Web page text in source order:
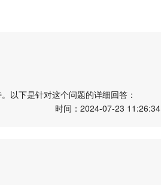
以下是针对这个问题的详细回答：
物。因为冻干食品通常会添加防腐剂和其
干食品，避免对猫咪的健康造成不良影
时间：2024-07-23 11:26:34